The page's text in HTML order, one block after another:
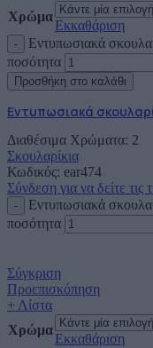
Χρώμα
Εκκαθάριση
Εντυπωσιακά
ποσότητα
Προσθήκη στο καλάθι
Εντυπωσιακά
Διαθέσιμα Χρώματα: 2
Σκουλαρίκια
Κωδικός: ear474
Σύνδεση για να δείτε τις
Εντυπωσιακά
ποσότητα
Σύγκριση
Προεπισκόπηση
+ Λίστα
Χρώμα
Εκκαθάριση